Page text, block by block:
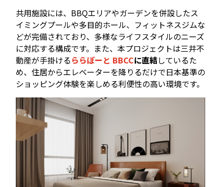
共用施設には、BBQエリアやガーデンを併設したス
イミングプールや多目的ホール、フィットネスジムな
どが完備されており、多様なライフスタイルのニーズ
に対応する構成です。また、本プロジェクトは三井不
動産が手掛けるららぽーと BBCCに直結しているた
め、住居からエレベーターを降りるだけで日本基準の
ショッピング体験を楽しめる利便性の高い環境です。